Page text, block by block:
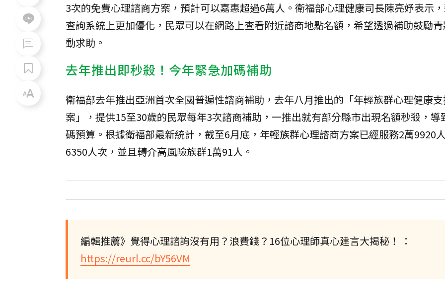
3次的免費心理諮商方案，預計可以嘉惠超過6萬人。衛福部心理健康司長陳亮妤表示
查詢系統上更加優化，民眾可以在網路上查看附近諮商地點名額，希望透過補助鼓勵
動求助。
去年推出即秒殺！今年緊急加碼補助
衛福部去年推出亞洲首次全國普遍性諮商補助，去年八月推出的「年輕族群心理健康
案」，提供15至30歲的民眾每年3次諮商補助，一推出就有部分縣市出現名額秒殺，導
碼預算。根據衛福部最新統計，截至6月底，年輕族群心理諮商方案已經服務2萬9920
6350人次，並且轉介高風險族群1萬91人。
編輯推薦》覺得心理諮詢沒有用？浪費錢？16位心理師真心建言大揭秘！ ：
https://reurl.cc/bY56VM